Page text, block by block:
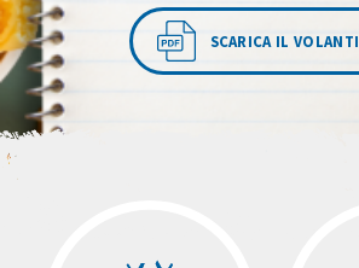
SCARICA IL